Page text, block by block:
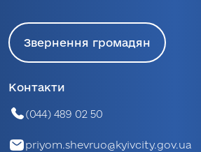
Звернення громадян
Контакти
(044) 489 02 50
priyom.shevruo@kyivcity.gov.ua